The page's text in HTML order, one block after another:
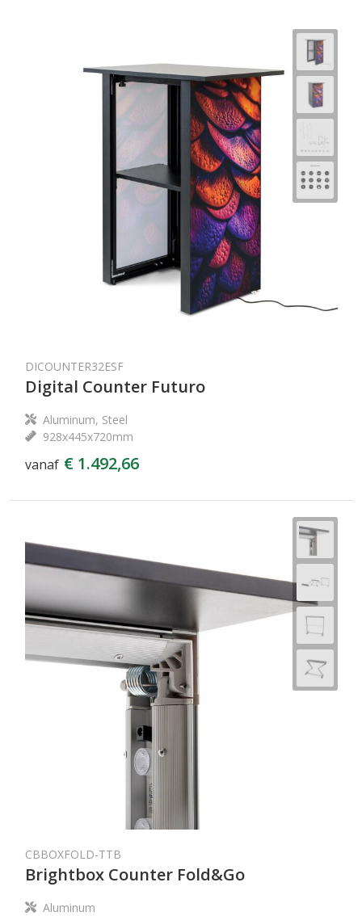
DICOUNTER32ESF
Digital Counter Futuro
Aluminum, Steel
928x445x720mm
vanaf € 1.492,66
CBBOXFOLD-TTB
Brightbox Counter Fold&Go
Aluminum